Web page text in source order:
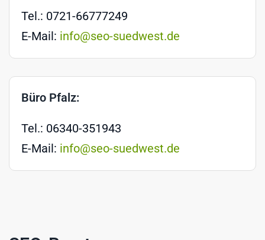
Tel.: 0721-66777249
E-Mail: info@seo-suedwest.de
Büro Pfalz:
Tel.: 06340-351943
E-Mail: info@seo-suedwest.de